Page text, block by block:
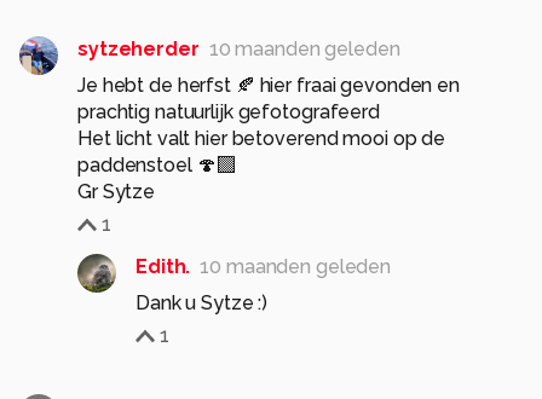
sytzeherder 10 maanden geleden
Je hebt de herfst 🍂 hier fraai gevonden en
prachtig natuurlijk gefotografeerd
Het licht valt hier betoverend mooi op de
paddenstoel 🍄‍🟫
Gr Sytze
1
Edith. 10 maanden geleden
Dank u Sytze :)
1